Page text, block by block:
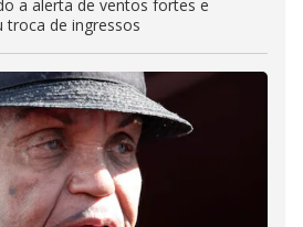
a alerta de ventos fortes e
de ingressos